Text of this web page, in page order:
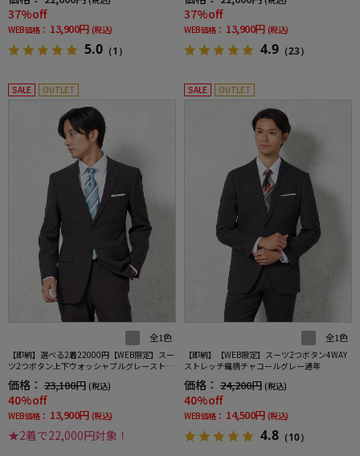
クパンツ
37%off
WEB価格： 13,900円 (税込)
5.0 （1）
37%off
WEB価格： 13,900円 (税込)
4.9 （23）
SALE OUTLET
全1色
【即納】選べる2着22000円【WEB限定】スー
ツ2つボタン上下ウォッシャブルグレーストラ
イプ
価格： 23,100円 (税込)
40%off
WEB価格： 13,900円 (税込)
★2着で22,000円対象！
SALE OUTLET
全1色
【即納】【WEB限定】スーツ2つボタン4WAY
ストレッチ織柄チャコールグレー通年
価格： 24,200円 (税込)
40%off
WEB価格： 14,500円 (税込)
4.8 （10）